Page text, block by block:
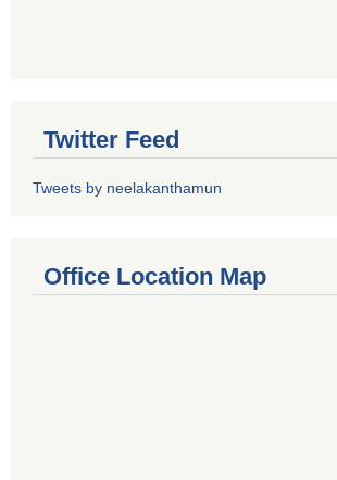
Twitter Feed
Tweets by neelakanthamun
Office Location Map